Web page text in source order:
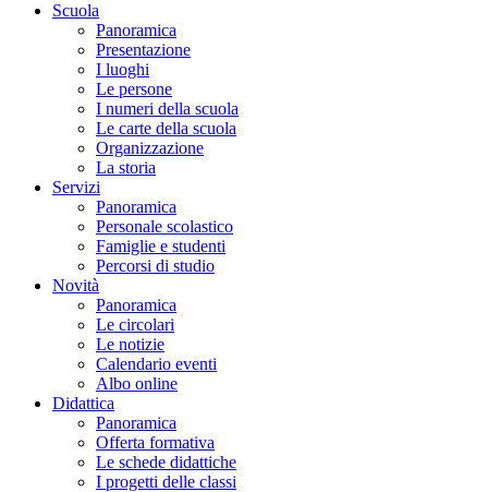
Scuola
Panoramica
Presentazione
I luoghi
Le persone
I numeri della scuola
Le carte della scuola
Organizzazione
La storia
Servizi
Panoramica
Personale scolastico
Famiglie e studenti
Percorsi di studio
Novità
Panoramica
Le circolari
Le notizie
Calendario eventi
Albo online
Didattica
Panoramica
Offerta formativa
Le schede didattiche
I progetti delle classi